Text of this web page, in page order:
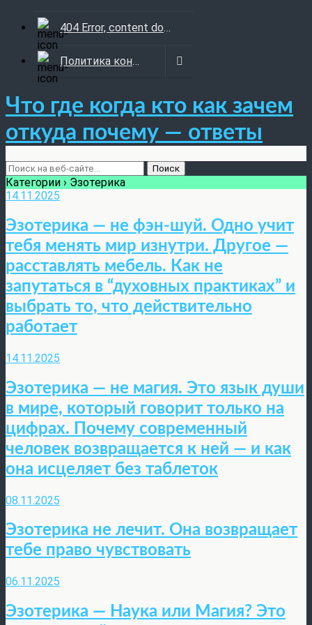
404 Error, content does not exist anymore
Политика конфиденциальности
Что где когда кто как зачем
откуда почему — ответы
Категории › Эзотерика
14.11.2025
Эзотерика — не фэн-шуй. Одно учит
тебя менять мир изнутри. Другое —
расставлять мебель. Как не
запутаться в “духовных практиках” и
выбрать то, что действительно
работает
14.11.2025
Эзотерика — не магия. Это язык души
в мире, который говорит только на
цифрах. Почему современный
человек возвращается к ней — и как
она исцеляет без таблеток
08.11.2025
Эзотерика не лечит. Она возвращает
тебе право чувствовать
06.11.2025
Эзотерика — Наука или Магия? Это